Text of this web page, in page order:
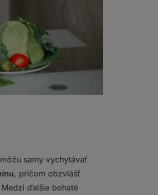
samy vychytávať
, pričom obzvlášť
ďalšie bohaté